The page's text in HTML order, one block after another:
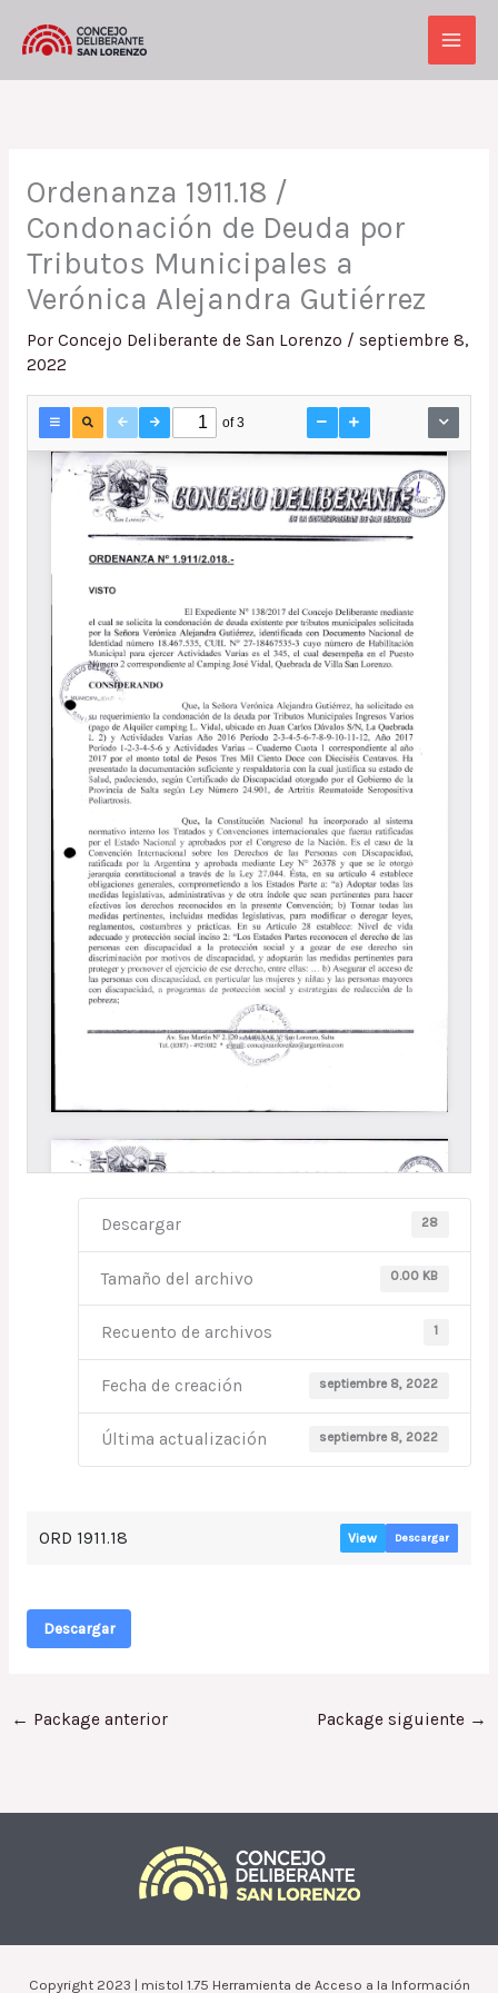
Main
Ordenanza 1911.18 /
Condonación de Deuda por
Tributos Municipales a
Verónica Alejandra Gutiérrez
Por Concejo Deliberante de San Lorenzo / septiembre 8,
2022
Descargar 28
Tamaño del archivo 0.00 KB
Recuento de archivos 1
Fecha de creación septiembre 8, 2022
Última actualización septiembre 8, 2022
ORD 1911.18 View Descargar
Descargar
← Package anterior Package siguiente →
Copyright 2023 | mistol 1.75 Herramienta de Acceso a la Información